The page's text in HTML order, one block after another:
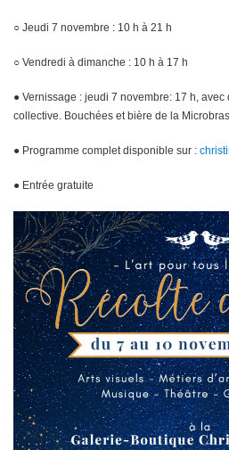
○ Jeudi 7 novembre : 10 h à 21 h
○ Vendredi à dimanche : 10 h à 17 h
● Vernissage : jeudi 7 novembre: 17 h, avec
collective. Bouchées et bière de la
● Programme complet disponible sur :
● Entrée gratuite